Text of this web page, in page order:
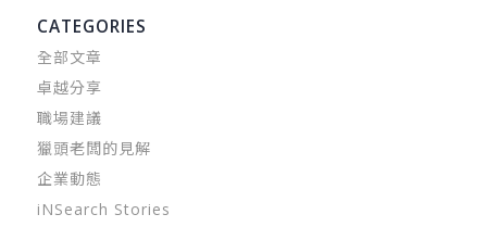
CATEGORIES
全部文章
卓越分享
職場建議
獵頭老闆的見解
企業動態
iNSearch Stories